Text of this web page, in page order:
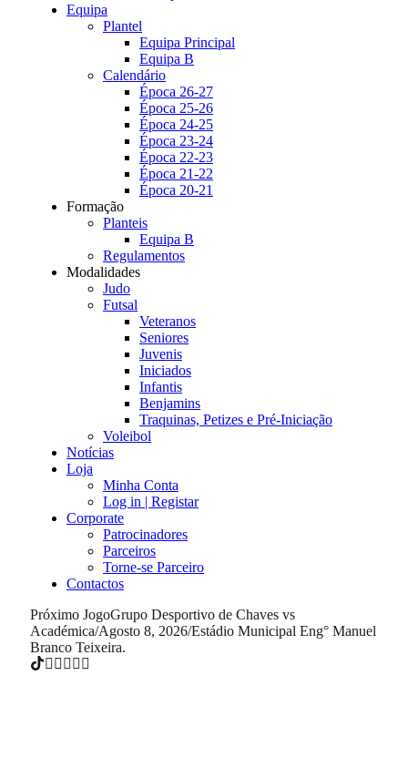
Equipa
Plantel
Equipa Principal
Equipa B
Calendário
Época 26-27
Época 25-26
Época 24-25
Época 23-24
Época 22-23
Época 21-22
Época 20-21
Formação
Planteis
Equipa B
Regulamentos
Modalidades
Judo
Futsal
Veteranos
Seniores
Juvenis
Iniciados
Infantis
Benjamins
Traquinas, Petizes e Pré-Iniciação
Voleibol
Notícias
Loja
Minha Conta
Log in | Registar
Corporate
Patrocinadores
Parceiros
Torne-se Parceiro
Contactos
Próximo JogoGrupo Desportivo de Chaves vs
Académica/Agosto 8, 2026/Estádio Municipal Eng° Manuel
Branco Teixeira.